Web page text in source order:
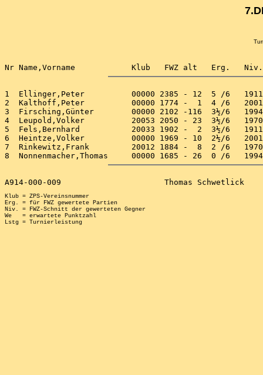
1  Ellinger,Peter          00000 2385 - 12  5 /6   1911
2  Kalthoff,Peter          00000 1774 -  1  4 /6   2001
3  Firsching,Günter        00000 2102 -116  3½/6   1994
4  Leupold,Volker          20053 2050 - 23  3½/6
5  Fels,Bernhard           20033 1902 -  2  3½/6
6  Heintze,Volker          00000 1969 - 10  2½/6
7  Rinkewitz,Frank         20012 1884 -  8  2 /6
Klub = ZPS-Vereinsnummer
Erg. = für FWZ gewertete Partien
Niv. = FWZ-Schnitt der gewerteten Gegner
We   = erwartete Punktzahl